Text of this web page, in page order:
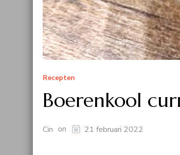
Recepten
Boerenkool
Cin on 21 februari 2022